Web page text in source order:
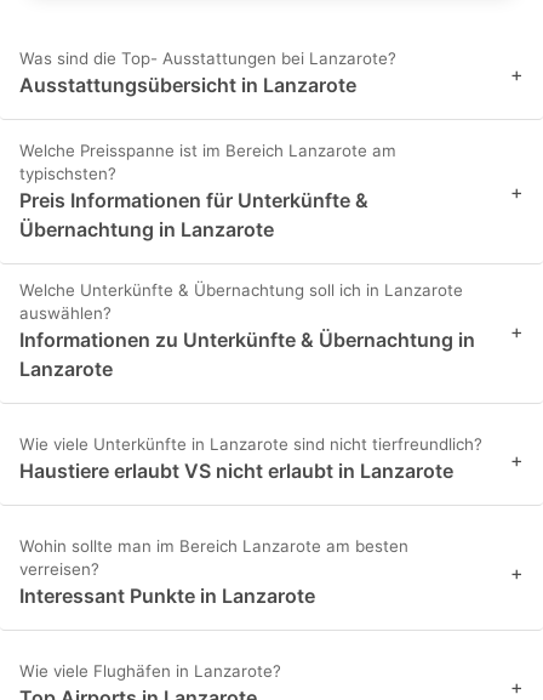
Was sind die Top- Ausstattungen bei Lanzarote?
Ausstattungsübersicht in Lanzarote +
Welche Preisspanne ist im Bereich Lanzarote am
typischsten?
Preis Informationen für Unterkünfte &
Übernachtung in Lanzarote
+
Welche Unterkünfte & Übernachtung soll ich in Lanzarote
auswählen?
Informationen zu Unterkünfte & Übernachtung in
Lanzarote
+
Wie viele Unterkünfte in Lanzarote sind nicht tierfreundlich?
Haustiere erlaubt VS nicht erlaubt in Lanzarote +
Wohin sollte man im Bereich Lanzarote am besten
verreisen?
Interessant Punkte in Lanzarote
+
Wie viele Flughäfen in Lanzarote?
+